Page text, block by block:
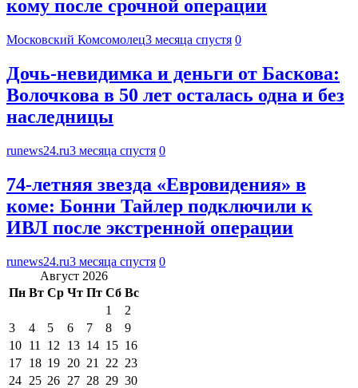
кому после срочной операции
Московский Комсомолец3 месяца спустя 0
Дочь-невидимка и деньги от Баскова:
Волочкова в 50 лет осталась одна и без
наследницы
runews24.ru3 месяца спустя 0
74-летняя звезда «Евровидения» в
коме: Бонни Тайлер подключили к
ИВЛ после экстренной операции
runews24.ru3 месяца спустя 0
Август 2026
Пн Вт Ср Чт Пт Сб Вс
1
2
3
4 5 6 7 8
9
10 11 12 13 14 15 16
17 18 19 20 21 22 23
24 25 26 27 28 29 30